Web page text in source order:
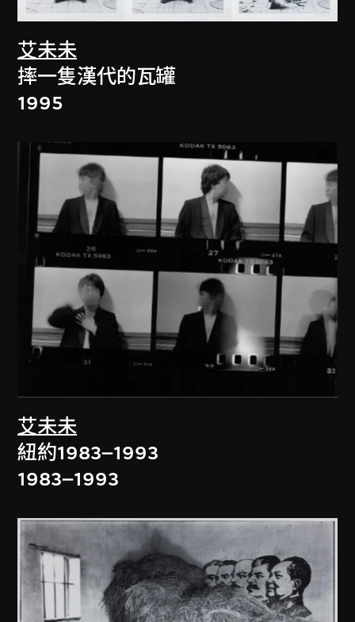
艾未未
摔一隻漢代的瓦罐
1995
艾未未
紐約1983–1993
1983–1993